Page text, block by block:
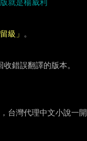
級」
。
錯誤翻譯的版本。
台灣代理中文小說一開